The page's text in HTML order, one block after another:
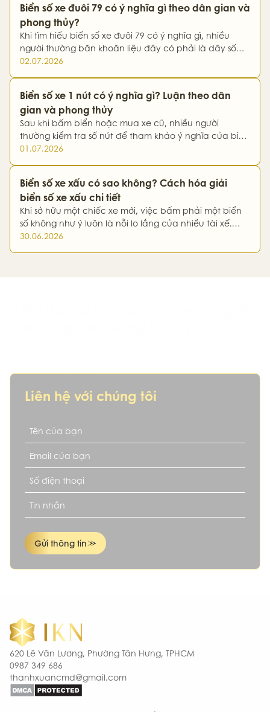
Biển số xe đuôi 79 có ý nghĩa gì theo dân gian và
phong thủy?
Khi tìm hiểu biển số xe đuôi 79 có ý nghĩa gì, nhiều
người thường băn khoăn liệu đây có phải là dãy số
đẹp, có mang lại may mắn và phù hợp với tuổi, mệnh
02.07.2026
Biển số xe 1 nút có ý nghĩa gì? Luận theo dân
gian và phong thủy
Sau khi bấm biển hoặc mua xe cũ, nhiều người
thường kiểm tra số nút để tham khảo ý nghĩa của biển
số mình đang sở hữu. Trong đó, biển số xe 1 nút là
01.07.2026
Biển số xe xấu có sao không? Cách hóa giải
biển số xe xấu chi tiết
Khi sở hữu một chiếc xe mới, việc bấm phải một biển
số không như ý luôn là nỗi lo lắng của nhiều tài xế.
Liệu biển số xe xấu có thực sự mang lại điềm xui xẻo?
30.06.2026
Liên hệ với chúng tôi
Gửi thông tin
620 Lê Văn Lương, Phường Tân Hưng, TPHCM
0987 349 686
thanhxuancmd@gmail.com